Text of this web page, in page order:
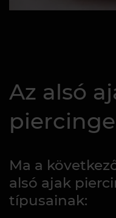
Az alsó
Ma a
alsó ajak
típusainak: